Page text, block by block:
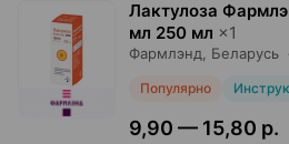
Лактулоза
мл 250 мл ×1
Фармлэнд , Беларусь
Популярно
9,90 — 15,80 р.